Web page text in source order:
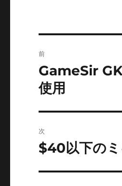
稿
ナ
ゲ
ー
前
前
の
投
稿:
GameSir
使用
次
次
投
$40以下の